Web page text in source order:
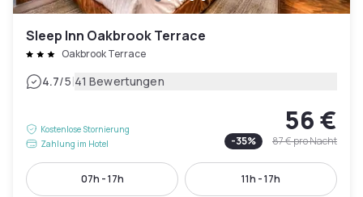
Sleep Inn Oakbrook Terrace
Oakbrook Terrace
4.7/5|41 Bewertungen
Kostenlose Stornierung
Zahlung im Hotel
56 €
-35% 87 €pro Nacht
07h - 17h 11h - 17h